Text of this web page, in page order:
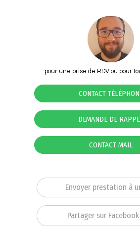
pour une prise de RDV ou pour
CONTACT
DEMANDE DE
CONTACT MAIL
Envoyer prestation à
Partager sur Facebook